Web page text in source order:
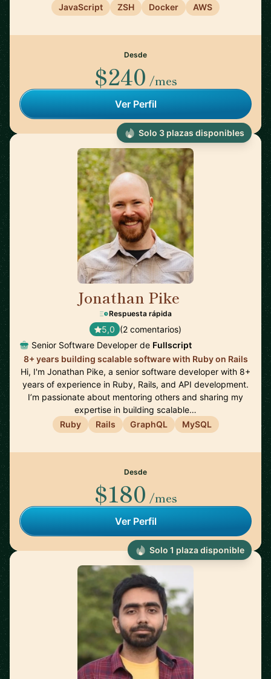
JavaScript
ZSH Docker AWS
Desde
$240 /mes
Ver Perfil
Jonathan Pike
Respuesta rápida
5,0 (2 comentarios)
Senior Software Developer de Fullscript
8+ years building scalable software with Ruby on Rails
Hi, I'm Jonathan Pike, a senior software developer with 8+
years of experience in Ruby, Rails, and API development.
I’m passionate about mentoring others and sharing my
expertise in building scalable…
Ruby
Rails GraphQL MySQL
Desde
$180 /mes
Ver Perfil
Solo 3 plazas disponibles
Solo 1 plaza disponible